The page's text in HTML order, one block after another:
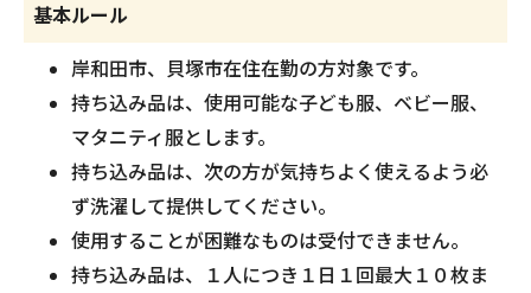
基本ルール
岸和田市、貝塚市在住在勤の方対象です。
持ち込み品は、使用可能な子ども服、ベビー服、
マタニティ服とします。
持ち込み品は、次の方が気持ちよく使えるよう必
ず洗濯して提供してください。
使用することが困難なものは受付できません。
持ち込み品は、１人につき１日１回最大１０枚ま